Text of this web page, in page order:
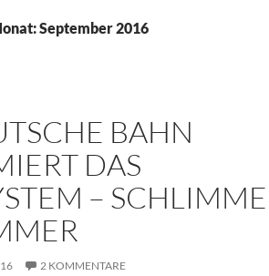
September 2016
BAHN
DAS
–
2 KOMMENTARE